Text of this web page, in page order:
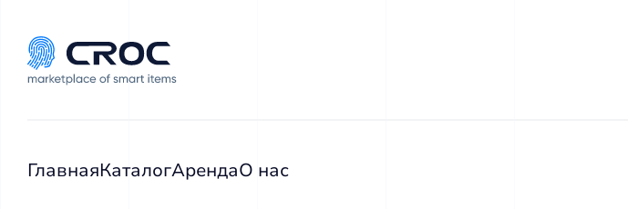
ГлавнаяКаталогАрендаО нас